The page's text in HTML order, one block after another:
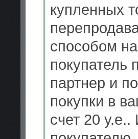
купленных
способом
покупатель
партнер и
покупки в
счет 20